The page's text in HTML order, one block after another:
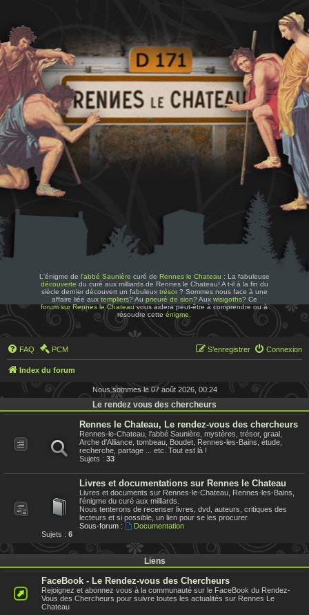
L'énigme de l'abbé Saunière curé de Rennes le Chateau : La fabuleuse
découverte du curé aux milliards de Rennes le Chateau! A t-il à la fin du
siècle dernier découvert un fabuleux trésor? Sommes nous face à une
affaire liée aux templiers? Au prieuré de sion? Aux wisigoths? Ce
forum sur Rennes le Chateauvous aidera peut-être à comprendre ou à
résoudre cetteénigme
FAQ PCM Connexion
S’enregistrer
Index du forum
Nous sommes le 07 août 2026, 00:24
Le rendez vous des chercheurs
Rennes le Chateau, Le rendez-vous des chercheurs
Rennes-le-Chateau, l'abbé Saunière, mystères, trésor, graal,
Arche d'Alliance, tombeau, Boudet, Rennes-les-Bains, étude,
recherche, partage ... etc. Tout est là !
Sujets : 33
Livres et documentations sur Rennes le Chateau
Livres et documents sur Rennes-le-Chateau, Rennes-les-Bains,
l'énigme du curé aux milliards.
Nous tenterons de recenser livres, dvd, auteurs, critiques des
lecteurs et si possible, un lien pour se les procurer.
Sous-forum :
Documentation
Sujets : 6
Liens
FaceBook - Le Rendez-vous des Chercheurs
Rejoignez et abonnez vous à la communauté sur le FaceBook du Rendez-
Vous des Chercheurs pour suivre toutes les actualités sur Rennes Le
Chateau